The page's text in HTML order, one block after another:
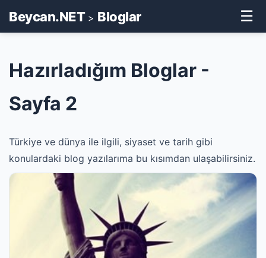
Beycan.NET> Bloglar ☰
Hazırladığım Bloglar -
Sayfa 2
Türkiye ve dünya ile ilgili, siyaset ve tarih gibi
konulardaki blog yazılarıma bu kısımdan ulaşabilirsiniz.